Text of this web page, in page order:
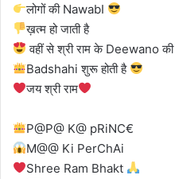
लोगों की NawabI
ख़त्म हो जाती है
वहीं से श्री राम के Deewano की
Badshahi शुरू होती है
जय श्री राम
P@P@ K@ pRiNC€
M@@ Ki PerChAi
Shree Ram Bhakt